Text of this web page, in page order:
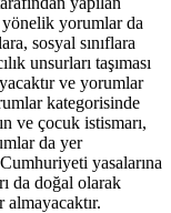
yönelik yorumlar da
sosyal sınıflara
unsurları taşıması
ve yorumlar
kategorisinde
ve çocuk istismarı,
da yer
yasalarına
da doğal olarak